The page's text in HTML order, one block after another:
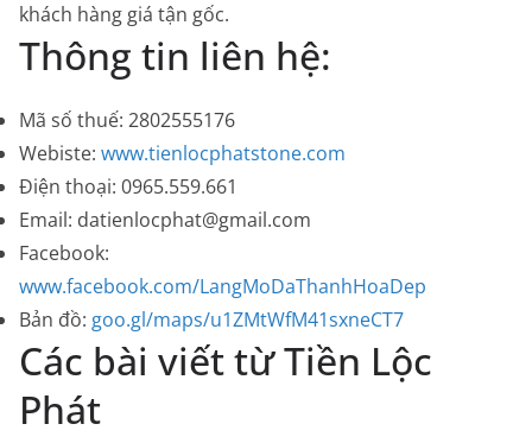
khách hàng giá tận gốc.
Thông tin liên hệ:
Mã số thuế: 2802555176
Webiste: www.tienlocphatstone.com
Điện thoại: 0965.559.661
Email: datienlocphat@gmail.com
Facebook:
www.facebook.com/LangMoDaThanhHoaDep
Bản đồ: goo.gl/maps/u1ZMtWfM41sxneCT7
Các bài viết từ Tiền Lộc
Phát